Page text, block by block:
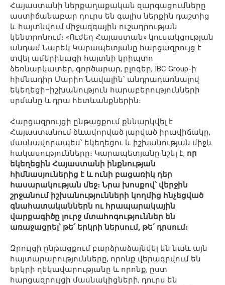
Հայաստանի ներքաղաքական զարգացումները
աստիճանաբար դուրս են գալիս ներքին դաշտից
և հայտնվում միջազգային ուշադրության
կենտրոնում։ «Ուժեղ Հայաստան» կուսակցության
անդամ Նարեկ Կարապետյանը հարցազրույց է
տվել ամերիկացի հայտնի կրիպտո
ձեռնարկատեր, գործարար, բլոգեր, IBC Group-ի
հիմնադիր Մարիո Նավալին՝ անդրադառնալով
եկեղեցի–իշխանություն հարաբերությունների
սրմանը և դրա հետևանքներին։
Հարցազրույցի ընթացքում քննարկվել է
Հայաստանում ձևավորված լարված իրավիճակը,
մասնավորապես՝ եկեղեցու և իշխանության միջև
հակասությունները։ Կարապետյանը նշել է, որ
եկեղեցին Հայաստանի ինքնության
հիմնասյուներից է և ունի բացառիկ դեր
հասարակության մեջ։ Նրա խոսքով՝ վերջին
շրջանում իշխանությունների կողմից հնչեցված
գնահատականներն ու հրապարակային
վարքագիծը լուրջ մտահոգություններ են
առաջացրել՝ թե՛ երկրի ներսում, թե՛ դրսում։
Զրույցի ընթացքում բարձրաձայնվել են նաև այն
հայտարարությունները, որոնք վերագրվում են
երկրի ղեկավարությանը և որոնք, ըստ
հարցազրույցի մասնակիցների, դուրս են